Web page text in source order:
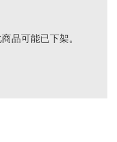
品可能已下架。